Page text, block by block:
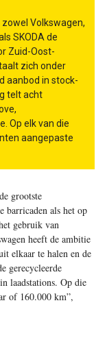
Volkswagen,
SKODA de
Zuid-Oost-
zich onder
aanbod in stock-
telt acht
Op elk van die
aangepaste
grootste
barricaden als het op
gebruik van
heeft de ambitie
elkaar te halen en de
gerecycleerde
laadstations. Op die
of 160.000 km”,